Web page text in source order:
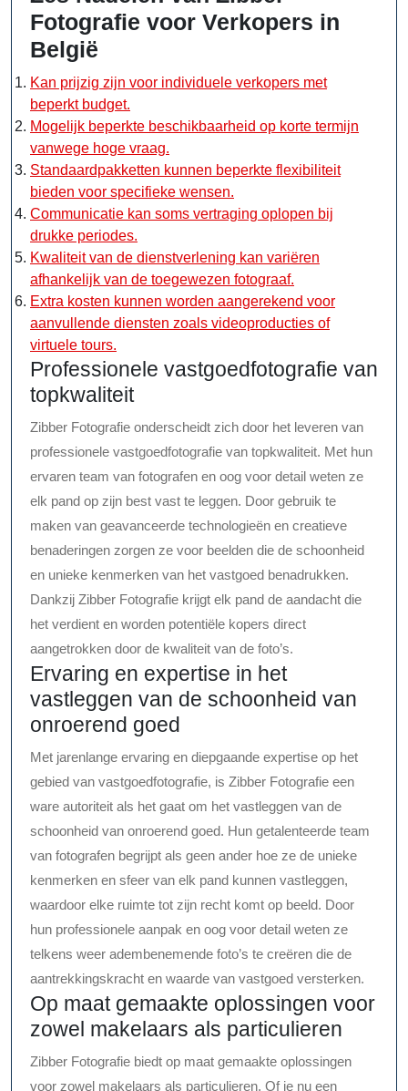
Fotografie voor Verkopers in
België
Kan prijzig zijn voor individuele verkopers met
beperkt budget.
Mogelijk beperkte beschikbaarheid op korte termijn
vanwege hoge vraag.
Standaardpakketten kunnen beperkte flexibiliteit
bieden voor specifieke wensen.
Communicatie kan soms vertraging oplopen bij
drukke periodes.
Kwaliteit van de dienstverlening kan variëren
afhankelijk van de toegewezen fotograaf.
Extra kosten kunnen worden aangerekend voor
aanvullende diensten zoals videoproducties of
virtuele tours.
Professionele vastgoedfotografie van
topkwaliteit
Zibber Fotografie onderscheidt zich door het leveren van
professionele vastgoedfotografie van topkwaliteit. Met hun
ervaren team van fotografen en oog voor detail weten ze
elk pand op zijn best vast te leggen. Door gebruik te
maken van geavanceerde technologieën en creatieve
benaderingen zorgen ze voor beelden die de schoonheid
en unieke kenmerken van het vastgoed benadrukken.
Dankzij Zibber Fotografie krijgt elk pand de aandacht die
het verdient en worden potentiële kopers direct
aangetrokken door de kwaliteit van de foto’s.
Ervaring en expertise in het
vastleggen van de schoonheid van
onroerend goed
Met jarenlange ervaring en diepgaande expertise op het
gebied van vastgoedfotografie, is Zibber Fotografie een
ware autoriteit als het gaat om het vastleggen van de
schoonheid van onroerend goed. Hun getalenteerde team
van fotografen begrijpt als geen ander hoe ze de unieke
kenmerken en sfeer van elk pand kunnen vastleggen,
waardoor elke ruimte tot zijn recht komt op beeld. Door
hun professionele aanpak en oog voor detail weten ze
telkens weer adembenemende foto’s te creëren die de
aantrekkingskracht en waarde van vastgoed versterken.
Op maat gemaakte oplossingen voor
zowel makelaars als particulieren
Zibber Fotografie biedt op maat gemaakte oplossingen
voor zowel makelaars als particulieren. Of je nu een